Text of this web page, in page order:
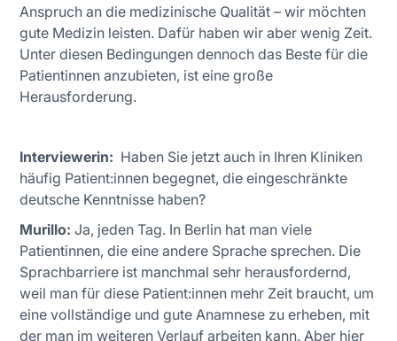
Anspruch an die medizinische Qualität – wir möchten
gute Medizin leisten. Dafür haben wir aber wenig Zeit.
Unter diesen Bedingungen dennoch das Beste für die
Patientinnen anzubieten, ist eine große
Herausforderung.
Interviewerin: Haben Sie jetzt auch in Ihren Kliniken
häufig Patient:innen begegnet, die eingeschränkte
deutsche Kenntnisse haben?
Murillo: Ja, jeden Tag. In Berlin hat man viele
Patientinnen, die eine andere Sprache sprechen. Die
Sprachbarriere ist manchmal sehr herausfordernd,
weil man für diese Patient:innen mehr Zeit braucht, um
eine vollständige und gute Anamnese zu erheben, mit
der man im weiteren Verlauf arbeiten kann. Aber hier